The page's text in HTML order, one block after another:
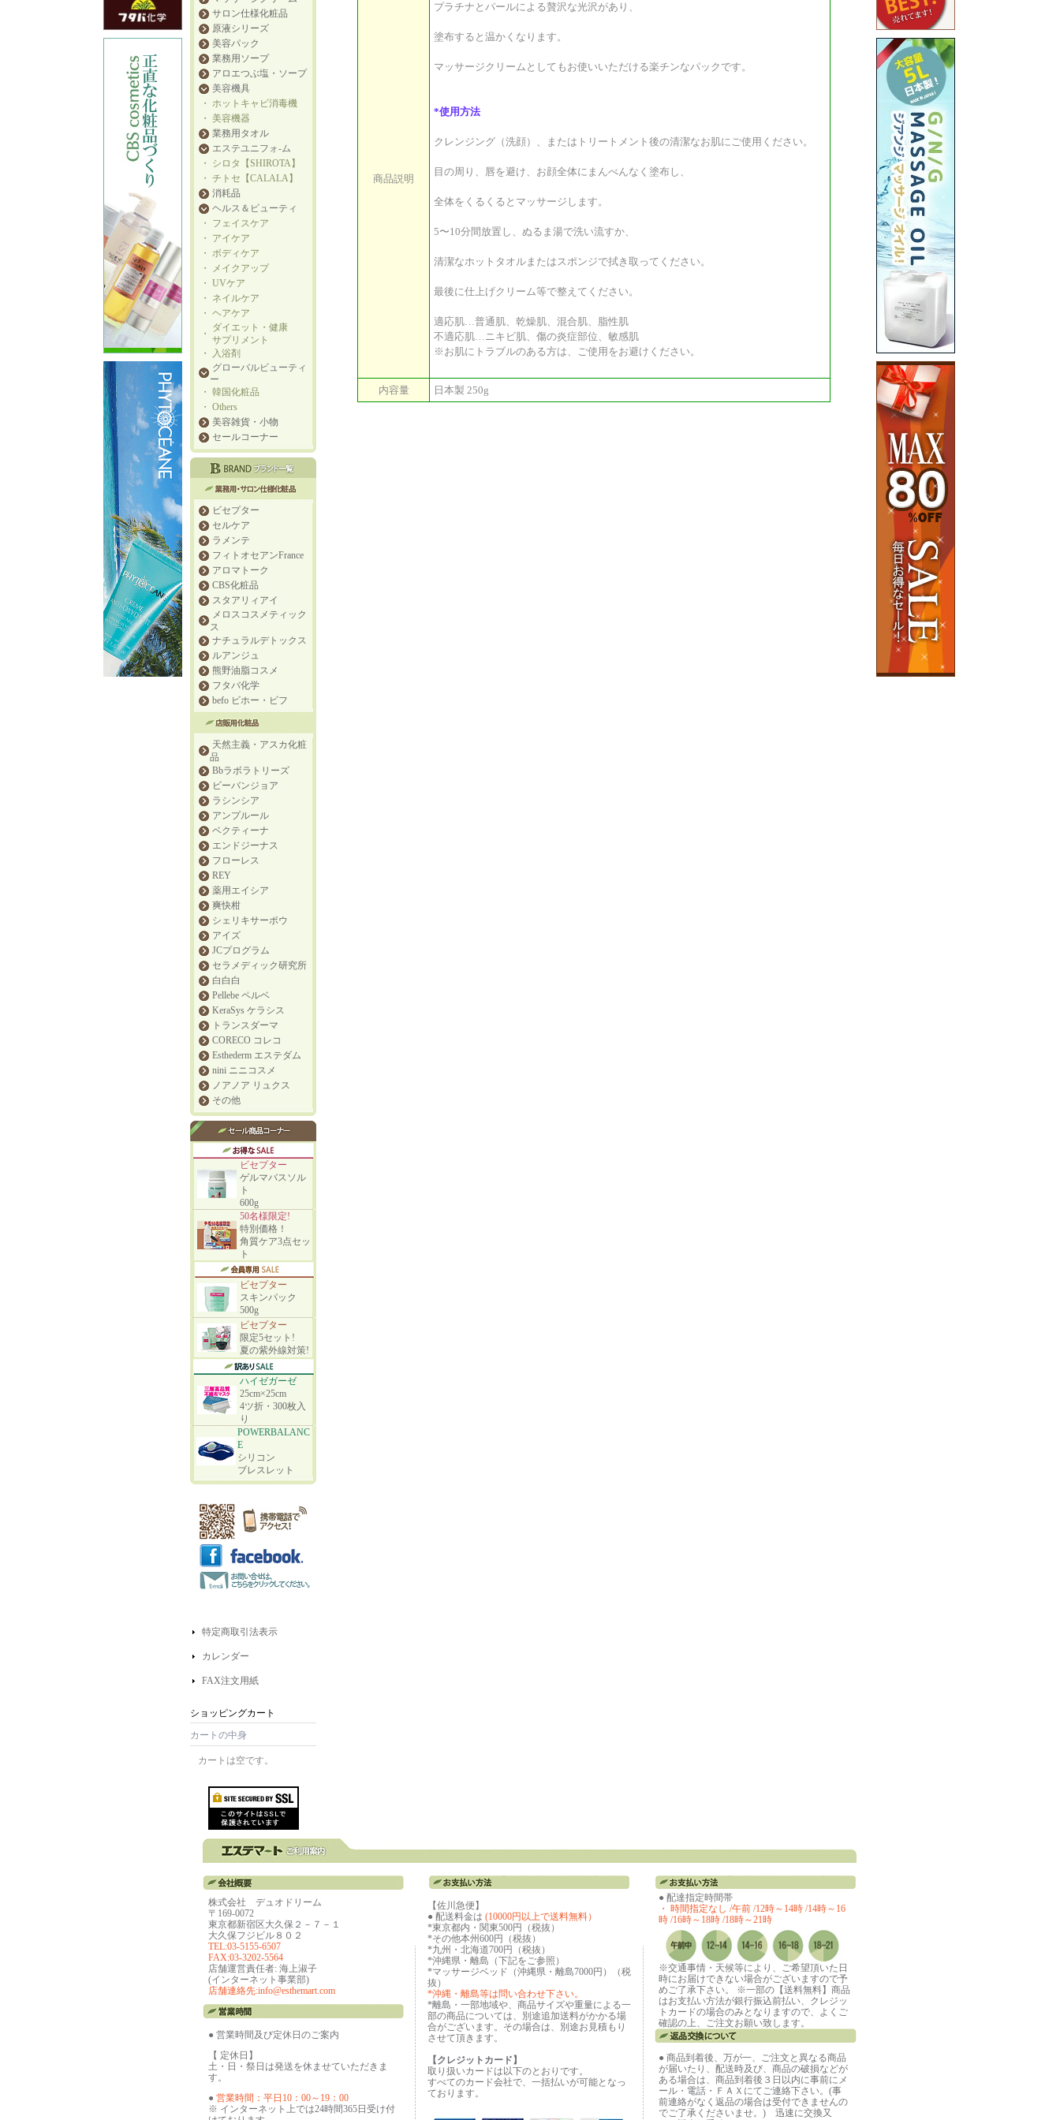
サロン仕様化粧品
原液シリーズ
美容パック
業務用ソープ
アロエつぶ塩・ソープ
美容機具
・ ホットキャビ消毒機
・ 美容機器
業務用タオル
エステユニフォ-ム
・
シロタ【SHIROTA】
・ チトセ【CALALA】
消耗品
ヘルス＆ビューティ
・
フェイスケア
・
アイケア
・ ボディケア
・
メイクアップ
・ UVケア
・
ネイルケア
・ ヘアケア
・
ダイエット・健康
サプリメント
・
入浴剤
グローバルビューティ
ー
・ 韓国化粧品
・ Others
美容雑貨・小物
セールコーナー
ビセプター
セルケア
ラメンテ
フィトオセアンFrance
アロマトーク
CBS化粧品
スタアリィアイ
メロスコスメティック
ス
ナチュラルデトックス
ルアンジュ
熊野油脂コスメ
フタバ化学
befo ビホー・ビフ
天然主義・アスカ化粧
品
Bbラボラトリーズ
ビーバンジョア
ラシンシア
アンプルール
ベクティーナ
エンドジーナス
フローレス
REY
薬用エイシア
爽快柑
シェリキサーポウ
アイズ
JCプログラム
セラメディック研究所
白白白
Pellebe ペルベ
KeraSys ケラシス
トランスダーマ
CORECO コレコ
Esthederm エステダム
nini ニニコスメ
ノアノア リュクス
その他
ビセプター
ゲルマバスソル
ト
600g
50名様限定!
特別価格！
角質ケア3点セッ
ト
ビセプター
スキンパック
500g
ビセプター
限定5セット!
夏の紫外線対策!
ハイゼガーゼ
25cm×25cm
4ツ折・300枚入
り
POWERBALANC
E
シリコン
ブレスレット
特定商取引法表示
カレンダー
FAX注文用紙
ショッピングカート
カートの中身
カートは空です。
商品説明
プラチナとパールによる贅沢な光沢があり、
塗布すると温かくなります。
マッサージクリームとしてもお使いいただける楽チンなパックです。
*使用方法
クレンジング（洗顔）、またはトリートメント後の清潔なお肌にご使用ください。
目の周り、唇を避け、お顔全体にまんべんなく塗布し、
全体をくるくるとマッサージします。
5〜10分間放置し、ぬるま湯で洗い流すか、
清潔なホットタオルまたはスポンジで拭き取ってください。
最後に仕上げクリーム等で整えてください。
適応肌…普通肌、乾燥肌、混合肌、脂性肌
不適応肌…ニキビ肌、傷の炎症部位、敏感肌
※お肌にトラブルのある方は、ご使用をお避けください。
内容量 日本製 250g
株式会社 デュオドリーム
〒169-0072
東京都新宿区大久保２－７－１
大久保フジビル８０２
TEL:03-5155-6507
FAX:03-3202-5564
店舗運営責任者: 海上淑子
(インターネット事業部)
店舗連絡先:info@esthemart.com
● 営業時間及び定休日のご案内
【 定休日】
土・日・祭日は発送を休ませていただきま
す。
● 営業時間：平日10：00～19：00
※ インターネット上では24時間365日受け付
【佐川急便】
● 配送料金は (10000円以上で送料無料）
*東京都内・関東500円（税抜）
*その他本州600円（税抜）
*九州・北海道700円（税抜）
*沖縄県・離島（下記をご参照）
*マッサージベッド（沖縄県・離島7000円）（税
抜）
*沖縄・離島等は問い合わせ下さい。
*離島・一部地域や、商品サイズや重量による一
部の商品については、別途追加送料がかかる場
合がございます。その場合は、別途お見積もり
させて頂きます。
【クレジットカード】
取り扱いカードは以下のとおりです。
すべてのカード会社で、一括払いが可能となっ
ております。
● 配達指定時間帯
・ 時間指定なし /午前 /12時～14時 /14時～16
時 /16時～18時 /18時～21時
※交通事情・天候等により、ご希望頂いた日
時にお届けできない場合がございますので予
めご了承下さい。 ※一部の【送料無料】商品
はお支払い方法が銀行振込前払い、クレジッ
トカードの場合のみとなりますので、よくご
確認の上、ご注文お願い致します。
● 商品到着後、万が一、ご注文と異なる商品
が届いたり、配送時及び、商品の破損などが
ある場合は、商品到着後３日以内に事前にメ
ール・電話・ＦＡＸにてご連絡下さい。(事
前連絡がなく返品の場合は受付できませんの
でご了承くださいませ。) 迅速に交換又